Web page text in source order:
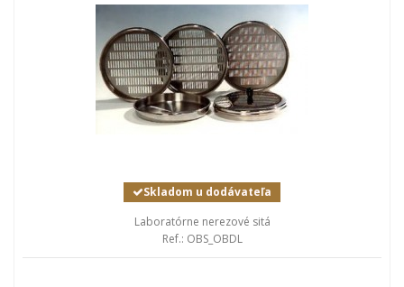
Skladom u dodávateľa
Laboratórne nerezové sitá
Ref.: OBS_OBDL